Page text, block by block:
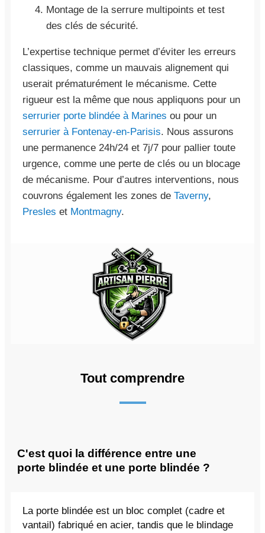
Montage de la serrure multipoints et test
des clés de sécurité.
L’expertise technique permet d’éviter les erreurs
classiques, comme un mauvais alignement qui
userait prématurément le mécanisme. Cette
rigueur est la même que nous appliquons pour un
serrurier porte blindée à Marines ou pour un
serrurier à Fontenay-en-Parisis. Nous assurons
une permanence 24h/24 et 7j/7 pour pallier toute
urgence, comme une perte de clés ou un blocage
de mécanisme. Pour d’autres interventions, nous
couvrons également les zones de Taverny,
Presles et Montmagny.
Tout comprendre
C'est quoi la différence entre une
porte blindée et une porte blindée ?
La porte blindée est un bloc complet (cadre et
vantail) fabriqué en acier, tandis que le blindage